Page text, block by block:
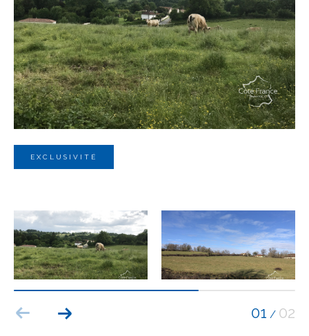
EXCLUSIVITÉ
01 / 02
Budget
Budget
Surface
Surface
Pièces
Référence
AFFINER LES CRITÈRES
TERRASSE PARKING PISCINE